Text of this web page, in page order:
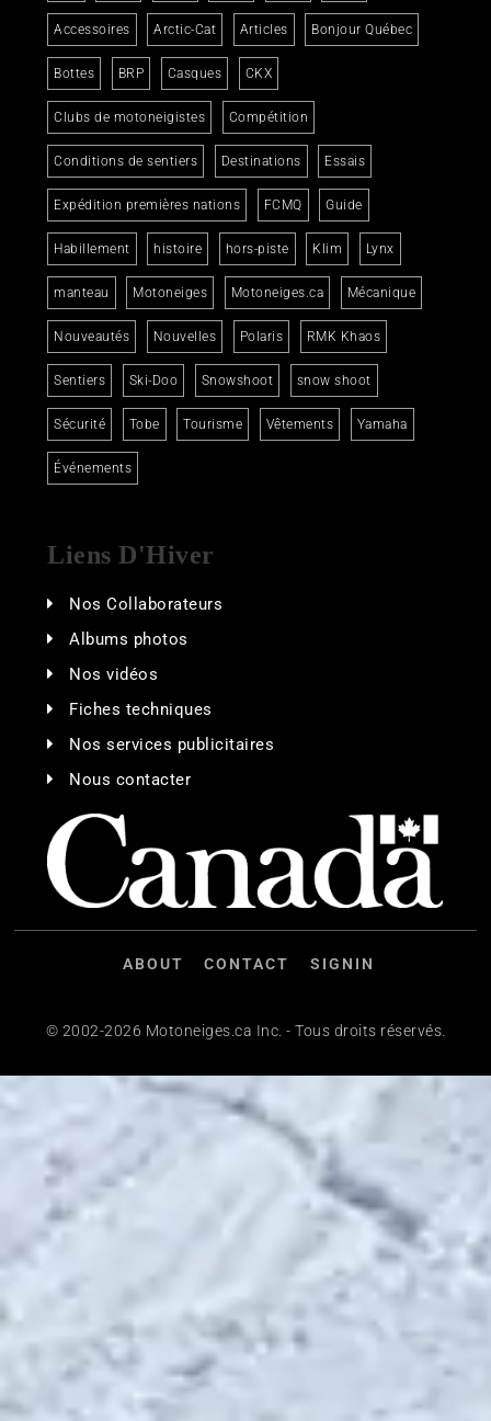
Accessoires Arctic-Cat Articles Bonjour Québec
Bottes BRP Casques CKX
Clubs de motoneigistes Compétition
Conditions de sentiers Destinations Essais
Expédition premières nations FCMQ Guide
Habillement histoire hors-piste Klim Lynx
manteau Motoneiges Motoneiges.ca Mécanique
Nouveautés Nouvelles Polaris RMK Khaos
Sentiers Ski-Doo Snowshoot snow shoot
Sécurité Tobe Tourisme Vêtements Yamaha
Événements
Liens D'Hiver
Nos Collaborateurs
Albums photos
Nos vidéos
Fiches techniques
Nos services publicitaires
Nous contacter
ABOUT CONTACT SIGNIN
© 2002-2026 Motoneiges.ca Inc. - Tous droits réservés.